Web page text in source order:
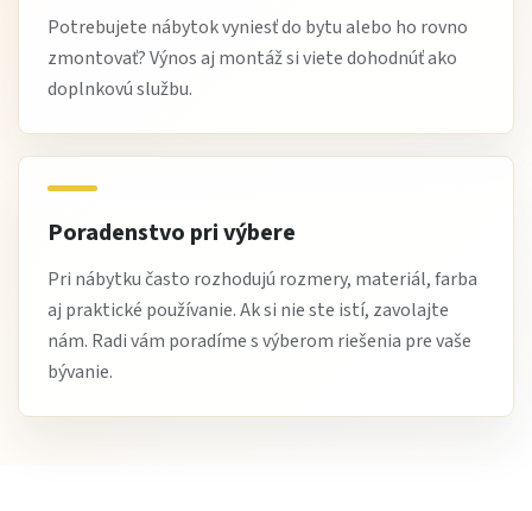
Potrebujete nábytok vyniesť do bytu alebo ho rovno
zmontovať? Výnos aj montáž si viete dohodnúť ako
doplnkovú službu.
Poradenstvo pri výbere
Pri nábytku často rozhodujú rozmery, materiál, farba
aj praktické používanie. Ak si nie ste istí, zavolajte
nám. Radi vám poradíme s výberom riešenia pre vaše
bývanie.